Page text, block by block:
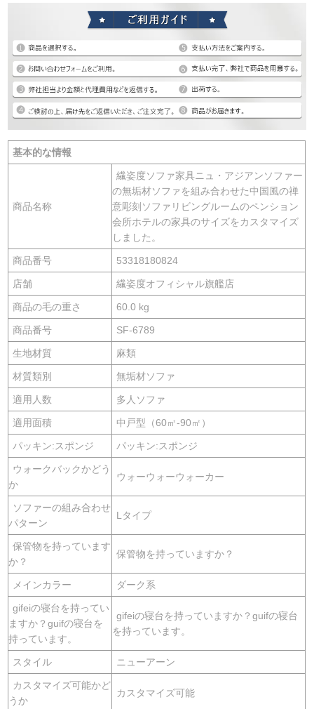
基本的な情報
商品名称
繊姿度ソファ家具ニュ・アジアンソファー
の無垢材ソファを組み合わせた中国風の禅
意彫刻ソファリビングルームのペンション
会所ホテルの家具のサイズをカスタマイズ
しました。
商品番号 53318180824
店舗 繊姿度オフィシャル旗艦店
商品の毛の重さ 60.0 kg
商品番号 SF-6789
生地材質 麻類
材質類別 無垢材ソファ
適用人数 多人ソファ
適用面積 中戸型（60㎡-90㎡）
パッキン:スポンジ パッキン:スポンジ
ウォークバックかどう
か
ウォーウォーウォーカー
ソファーの組み合わせ
パターン
Lタイプ
保管物を持っています
か？
保管物を持っていますか？
メインカラー ダーク系
gifeiの寝台を持ってい
ますか？guifの寝台を
持っています。
gifeiの寝台を持っていますか？guifの寝台
を持っています。
スタイル ニューアーン
カスタマイズ可能かど
うか
カスタマイズ可能